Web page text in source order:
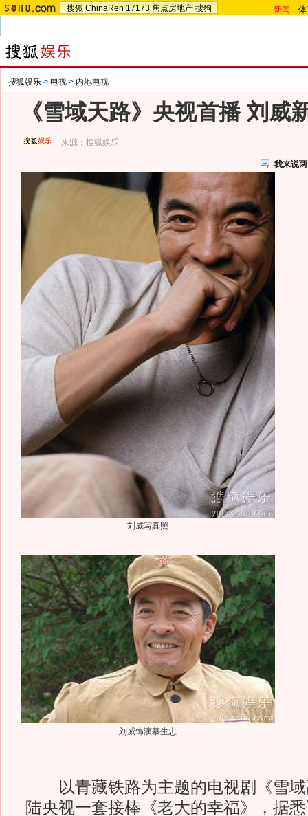
搜狐 ChinaRen 17173 焦点房地产 搜狗 新闻 -
搜狐娱乐 > 电视 > 内地电视
《雪域天路》央视首播 刘威
来源：搜狐娱乐
我来说
刘威写真照
刘威饰演慕生忠
以青藏铁路为主题的电视剧《雪域
陆央视一套接棒《老大的幸福》，据